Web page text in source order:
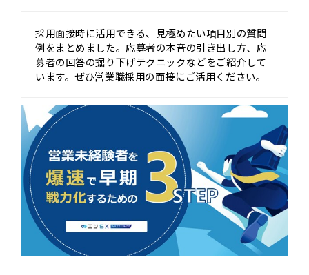
採用面接時に活用できる、見極めたい項目別の質問
例をまとめました。応募者の本音の引き出し方、応
募者の回答の掘り下げテクニックなどをご紹介して
います。ぜひ営業職採用の面接にご活用ください。